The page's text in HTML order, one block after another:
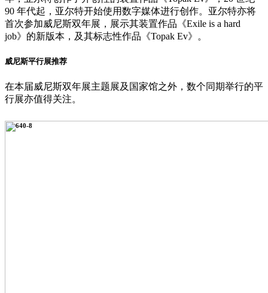
90 年代起，亚尔特开始使用数字媒体进行创作。亚尔特亦将
首次参加威尼斯双年展，展示其装置作品《Exile is a hard
job》的新版本，及其标志性作品《Topak Ev》。
威尼斯平行展推荐
在本届威尼斯双年展主题展及国家馆之外，数个同期举行的平
行展亦值得关注。